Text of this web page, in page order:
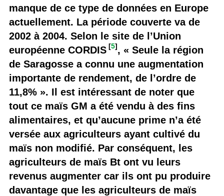
manque de ce type de données en Europe
actuellement. La période couverte va de
2002 à 2004. Selon le site de l’Union
européenne CORDIS [5], « Seule la région
de Saragosse a connu une augmentation
importante de rendement, de l’ordre de
11,8% ». Il est intéressant de noter que
tout ce maïs GM a été vendu à des fins
alimentaires, et qu’aucune prime n’a été
versée aux agriculteurs ayant cultivé du
maïs non modifié. Par conséquent, les
agriculteurs de maïs Bt ont vu leurs
revenus augmenter car ils ont pu produire
davantage que les agriculteurs de maïs